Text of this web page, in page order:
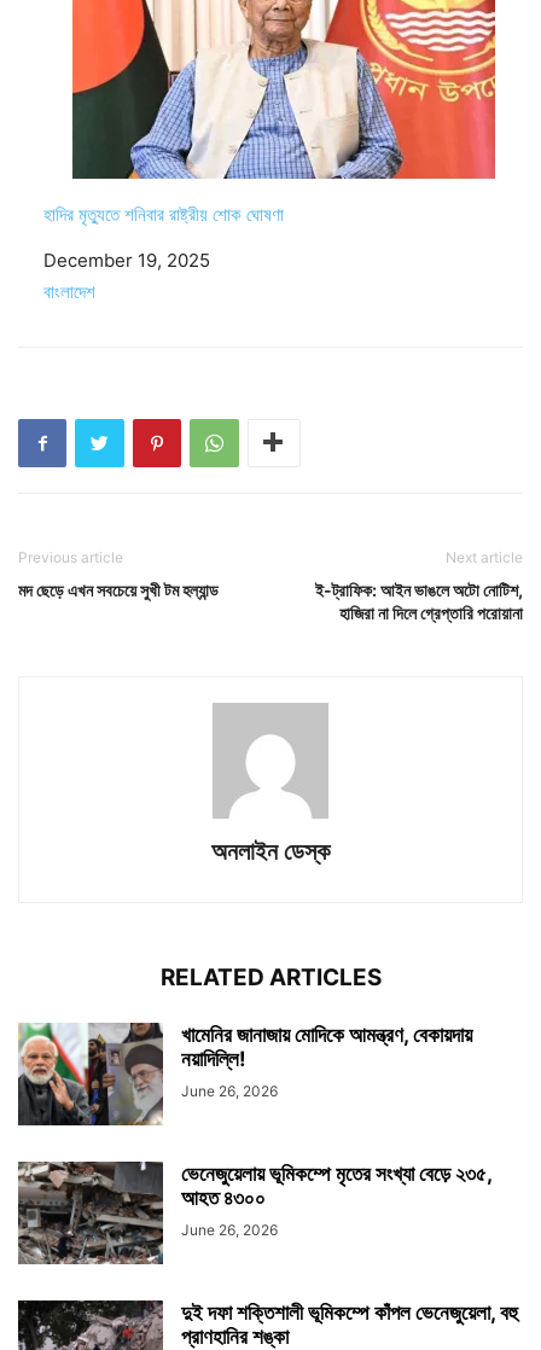
হাদির মৃত্যুতে শনিবার রাষ্ট্রীয় শোক ঘোষণা
Date
December 19, 2025
In relation to
বাংলাদেশ
Previous article
মদ ছেড়ে এখন সবচেয়ে সুখী টম হল্যান্ড
Next article
ই-ট্রাফিক: আইন ভাঙলে অটো নোটিশ,
হাজিরা না দিলে গ্রেপ্তারি পরোয়ানা
অনলাইন ডেস্ক
RELATED ARTICLES
খামেনির জানাজায় মোদিকে আমন্ত্রণ, বেকায়দায়
নয়াদিল্লি!
June 26, 2026
ভেনেজুয়েলায় ভূমিকম্পে মৃতের সংখ্যা বেড়ে ২৩৫,
আহত ৪৩০০
June 26, 2026
দুই দফা শক্তিশালী ভূমিকম্পে কাঁপল ভেনেজুয়েলা, বহু
প্রাণহানির শঙ্কা